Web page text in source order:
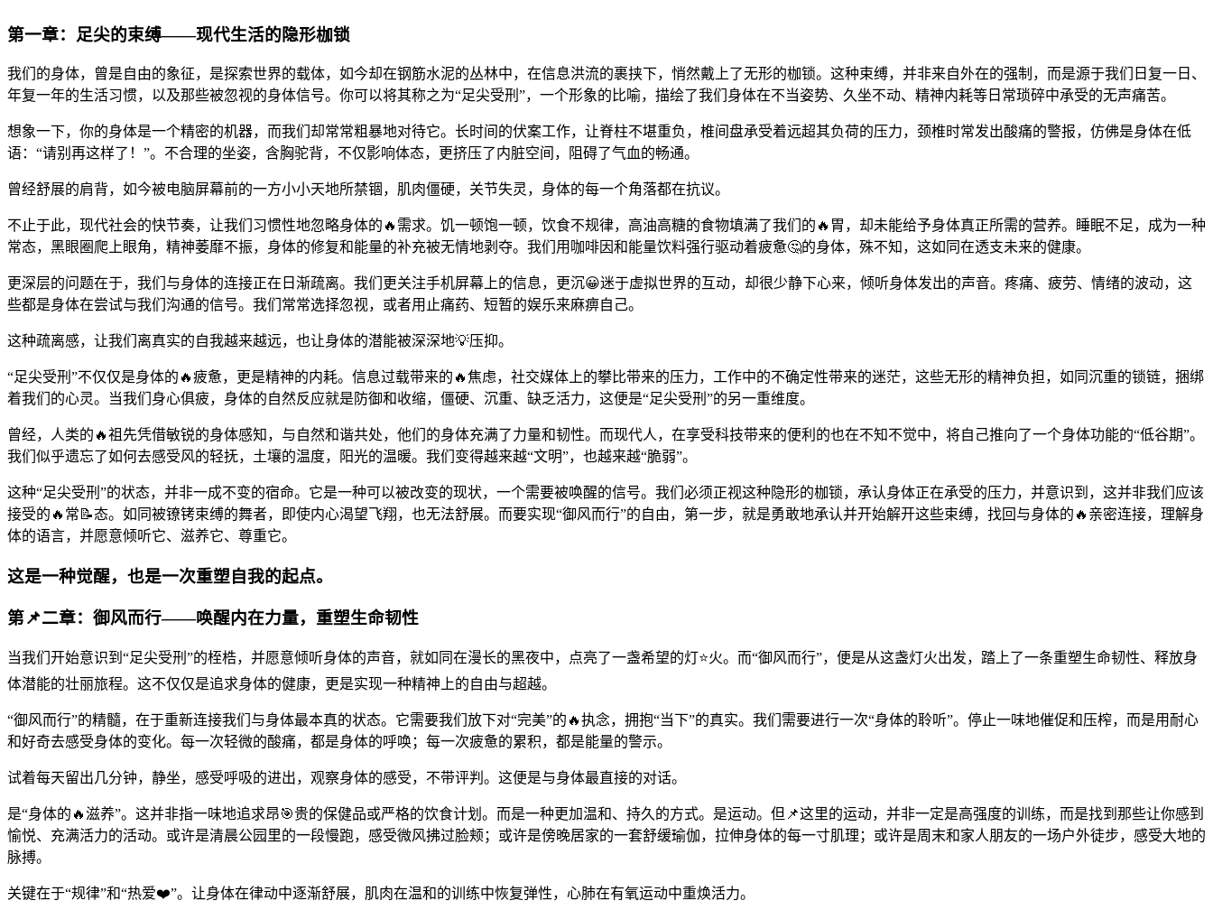
第一章：足尖的束缚——现代生活的隐形枷锁
我们的身体，曾是自由的象征，是探索世界的载体，如今却在钢筋水泥的丛林中，在信息洪流的裹挟下，悄然戴上了无形的枷锁。这种束缚，并非来自外在的强制，而是源于我们日复一日、
年复一年的生活习惯，以及那些被忽视的身体信号。你可以将其称之为“足尖受刑”，一个形象的比喻，描绘了我们身体在不当姿势、久坐不动、精神内耗等日常琐碎中承受的无声痛苦。
想象一下，你的身体是一个精密的机器，而我们却常常粗暴地对待它。长时间的伏案工作，让脊柱不堪重负，椎间盘承受着远超其负荷的压力，颈椎时常发出酸痛的警报，仿佛是身体在低
语：“请别再这样了！”。不合理的坐姿，含胸驼背，不仅影响体态，更挤压了内脏空间，阻碍了气血的畅通。
曾经舒展的肩背，如今被电脑屏幕前的一方小小天地所禁锢，肌肉僵硬，关节失灵，身体的每一个角落都在抗议。
不止于此，现代社会的快节奏，让我们习惯性地忽略身体的🔥需求。饥一顿饱一顿，饮食不规律，高油高糖的食物填满了我们的🔥胃，却未能给予身体真正所需的营养。睡眠不足，成为一种
常态，黑眼圈爬上眼角，精神萎靡不振，身体的修复和能量的补充被无情地剥夺。我们用咖啡因和能量饮料强行驱动着疲惫🤔的身体，殊不知，这如同在透支未来的健康。
更深层的问题在于，我们与身体的连接正在日渐疏离。我们更关注手机屏幕上的信息，更沉😀迷于虚拟世界的互动，却很少静下心来，倾听身体发出的声音。疼痛、疲劳、情绪的波动，这
些都是身体在尝试与我们沟通的信号。我们常常选择忽视，或者用止痛药、短暂的娱乐来麻痹自己。
这种疏离感，让我们离真实的自我越来越远，也让身体的潜能被深深地💡压抑。
“足尖受刑”不仅仅是身体的🔥疲惫，更是精神的内耗。信息过载带来的🔥焦虑，社交媒体上的攀比带来的压力，工作中的不确定性带来的迷茫，这些无形的精神负担，如同沉重的锁链，捆绑
着我们的心灵。当我们身心俱疲，身体的自然反应就是防御和收缩，僵硬、沉重、缺乏活力，这便是“足尖受刑”的另一重维度。
曾经，人类的🔥祖先凭借敏锐的身体感知，与自然和谐共处，他们的身体充满了力量和韧性。而现代人，在享受科技带来的便利的也在不知不觉中，将自己推向了一个身体功能的“低谷期”。
我们似乎遗忘了如何去感受风的轻抚，土壤的温度，阳光的温暖。我们变得越来越“文明”，也越来越“脆弱”。
这种“足尖受刑”的状态，并非一成不变的宿命。它是一种可以被改变的现状，一个需要被唤醒的信号。我们必须正视这种隐形的枷锁，承认身体正在承受的压力，并意识到，这并非我们应该
接受的🔥常📝态。如同被镣铐束缚的舞者，即使内心渴望飞翔，也无法舒展。而要实现“御风而行”的自由，第一步，就是勇敢地承认并开始解开这些束缚，找回与身体的🔥亲密连接，理解身
体的语言，并愿意倾听它、滋养它、尊重它。
这是一种觉醒，也是一次重塑自我的起点。
第📌二章：御风而行——唤醒内在力量，重塑生命韧性
当我们开始意识到“足尖受刑”的桎梏，并愿意倾听身体的声音，就如同在漫长的黑夜中，点亮了一盏希望的灯⭐火。而“御风而行”，便是从这盏灯火出发，踏上了一条重塑生命韧性、释放身
体潜能的壮丽旅程。这不仅仅是追求身体的健康，更是实现一种精神上的自由与超越。
“御风而行”的精髓，在于重新连接我们与身体最本真的状态。它需要我们放下对“完美”的🔥执念，拥抱“当下”的真实。我们需要进行一次“身体的聆听”。停止一味地催促和压榨，而是用耐心
和好奇去感受身体的变化。每一次轻微的酸痛，都是身体的呼唤；每一次疲惫的累积，都是能量的警示。
试着每天留出几分钟，静坐，感受呼吸的进出，观察身体的感受，不带评判。这便是与身体最直接的对话。
是“身体的🔥滋养”。这并非指一味地追求昂🎯贵的保健品或严格的饮食计划。而是一种更加温和、持久的方式。是运动。但📌这里的运动，并非一定是高强度的训练，而是找到那些让你感到
愉悦、充满活力的活动。或许是清晨公园里的一段慢跑，感受微风拂过脸颊；或许是傍晚居家的一套舒缓瑜伽，拉伸身体的每一寸肌理；或许是周末和家人朋友的一场户外徒步，感受大地的
脉搏。
关键在于“规律”和“热爱❤️”。让身体在律动中逐渐舒展，肌肉在温和的训练中恢复弹性，心肺在有氧运动中重焕活力。